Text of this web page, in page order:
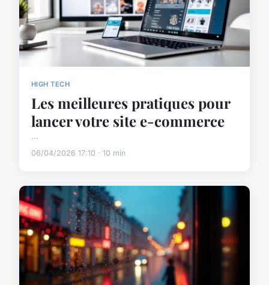
HIGH TECH
Les meilleures pratiques pour
lancer votre site e-commerce
...
06/04/2026 17:10 · 10 min